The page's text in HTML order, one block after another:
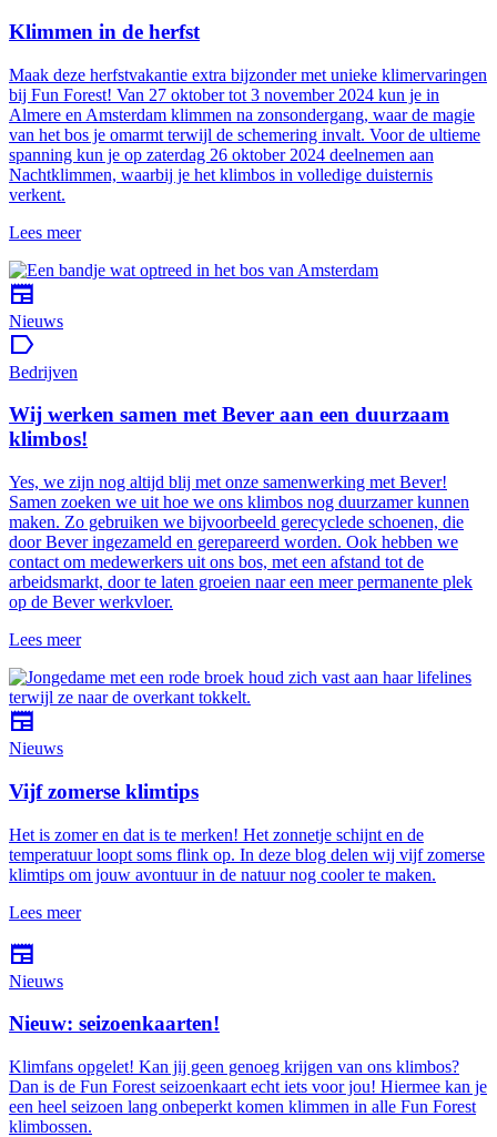
Klimmen in de herfst
Maak deze herfstvakantie extra bijzonder met unieke klimervaringen
bij Fun Forest! Van 27 oktober tot 3 november 2024 kun je in
Almere en Amsterdam klimmen na zonsondergang, waar de magie
van het bos je omarmt terwijl de schemering invalt. Voor de ultieme
spanning kun je op zaterdag 26 oktober 2024 deelnemen aan
Nachtklimmen, waarbij je het klimbos in volledige duisternis
verkent.
Lees meer
newspaper
Nieuws
label
Bedrijven
Wij werken samen met Bever aan een duurzaam
klimbos!
Yes, we zijn nog altijd blij met onze samenwerking met Bever!
Samen zoeken we uit hoe we ons klimbos nog duurzamer kunnen
maken. Zo gebruiken we bijvoorbeeld gerecyclede schoenen, die
door Bever ingezameld en gerepareerd worden. Ook hebben we
contact om medewerkers uit ons bos, met een afstand tot de
arbeidsmarkt, door te laten groeien naar een meer permanente plek
op de Bever werkvloer.
Lees meer
newspaper
Nieuws
Vijf zomerse klimtips
Het is zomer en dat is te merken! Het zonnetje schijnt en de
temperatuur loopt soms flink op. In deze blog delen wij vijf zomerse
klimtips om jouw avontuur in de natuur nog cooler te maken.
Lees meer
newspaper
Nieuws
Nieuw: seizoenkaarten!
Klimfans opgelet! Kan jij geen genoeg krijgen van ons klimbos?
Dan is de Fun Forest seizoenkaart echt iets voor jou! Hiermee kan je
een heel seizoen lang onbeperkt komen klimmen in alle Fun Forest
klimbossen.